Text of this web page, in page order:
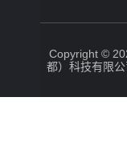
Copyright ©
都）科技有限